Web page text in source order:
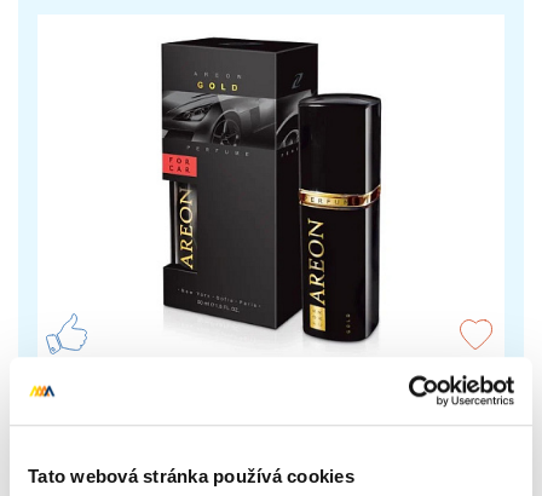
Tato webová stránka používá cookies
Luxusní parfém do auta Areon Gold
borovice doplněné o silice eukalyptu a bylin.